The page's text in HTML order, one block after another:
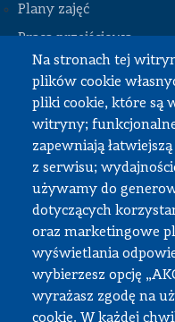
Na stronach tej
plików cookie
pliki cookie, które są
witryny;
zapewniają
z serwisu;
używamy do
dotyczących
oraz marketingowe
wyświetlania
wybierzesz opcję
wyrażasz zgodę na
cookie. W każdej
STOPKA
Plany zajęć
Praca przejściowa
Praca dyplomowa
Praktyki studenckie
Dokumenty do pobrania
Strefa pracownika
APD
SAP PW
Intranet